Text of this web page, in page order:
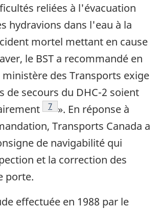
reliées à l'évacuation
hydravions dans l'eau à la
mortel mettant en cause
le BST a recommandé en
ministère des Transports exige
de secours du DHC-2 soient
Note de bas de page
7 ». En réponse à
Transports Canada a
de navigabilité qui
et la correction des
porte.
effectuée en 1988 par le